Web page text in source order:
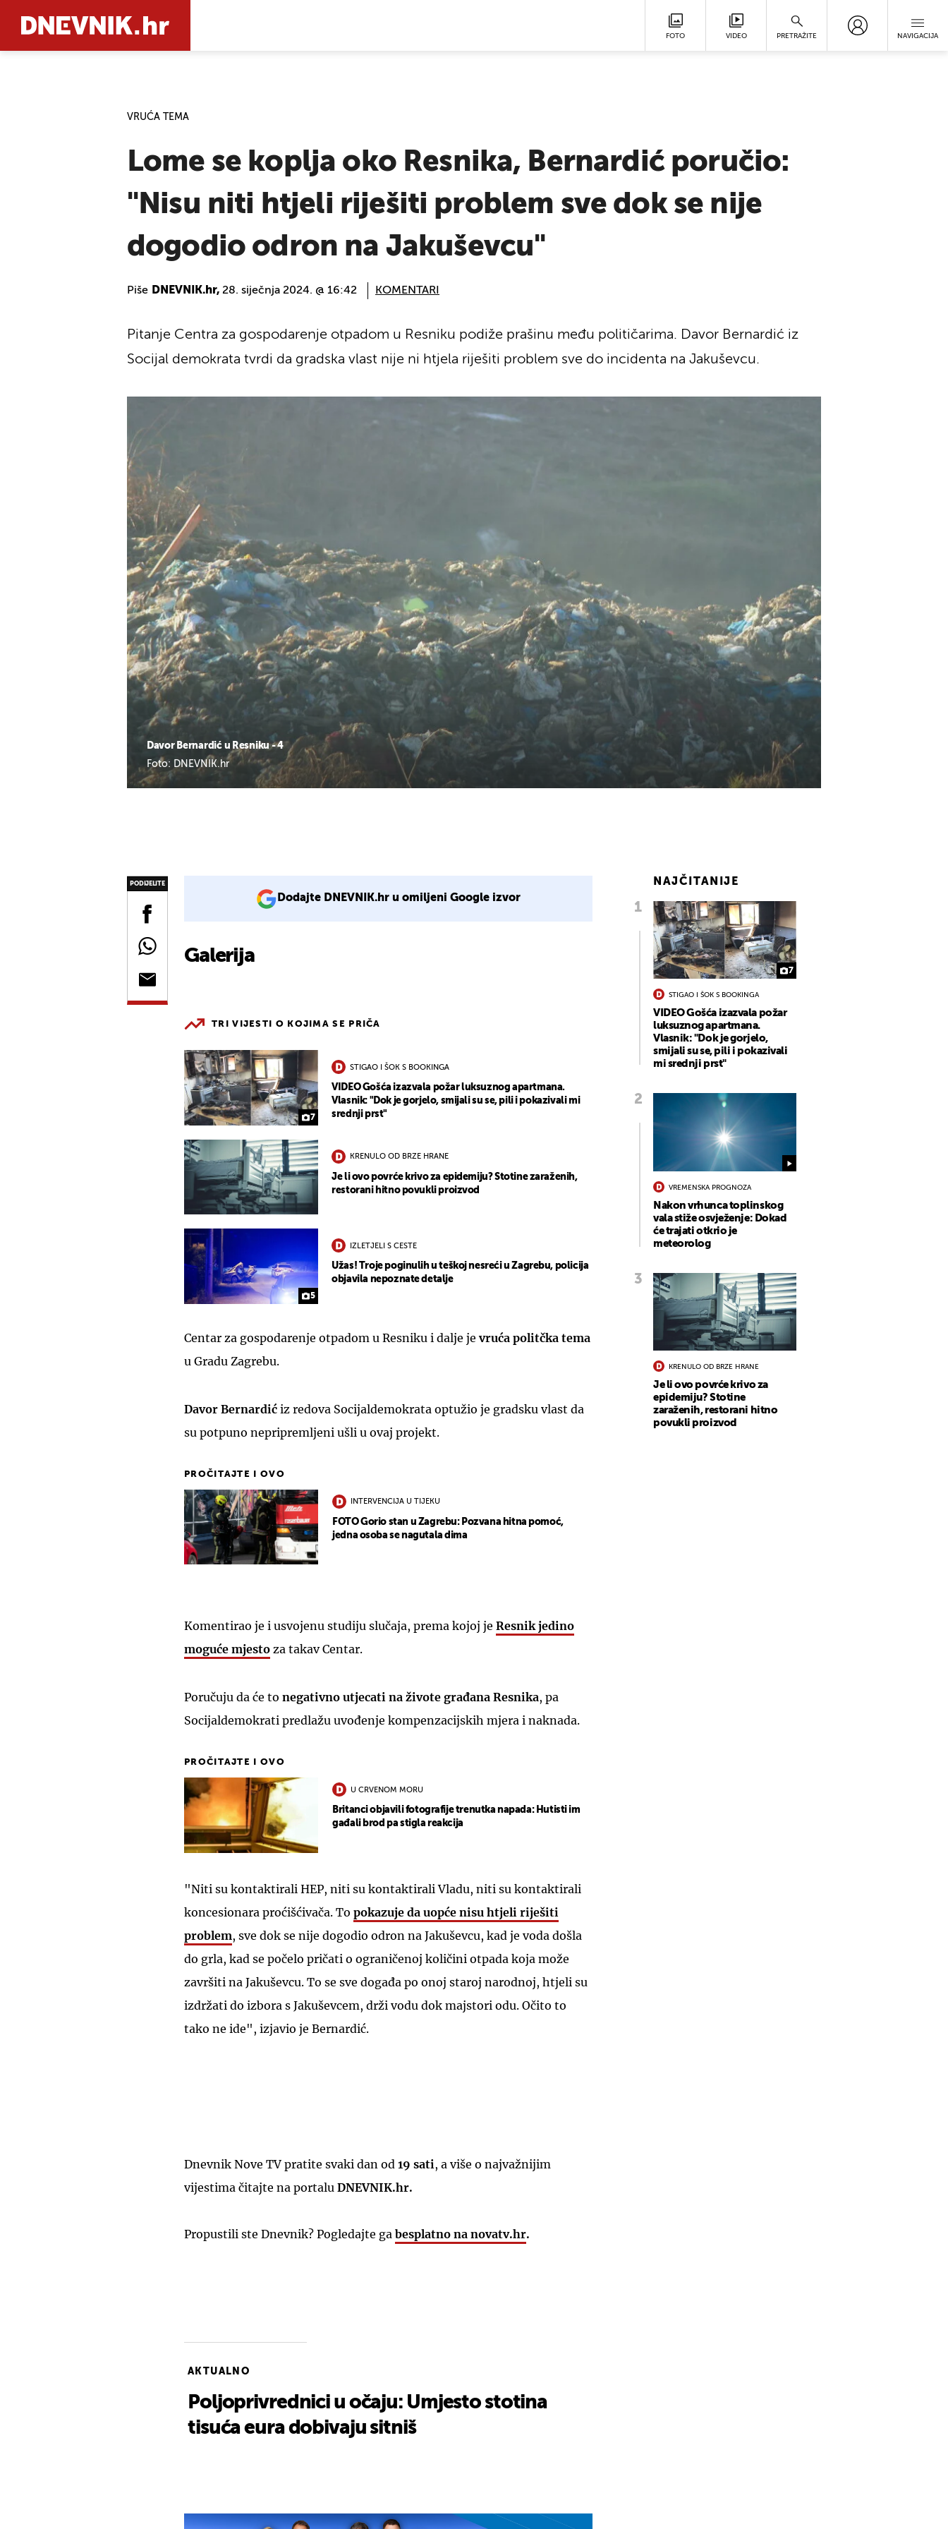
FOTO VIDEO PRETRAŽITE NAVIGACIJA
VRUĆA TEMA
Lome se koplja oko Resnika, Bernardić poručio:
"Nisu niti htjeli riješiti problem sve dok se nije
dogodio odron na Jakuševcu"
Piše DNEVNIK.hr, 28. siječnja 2024. @ 16:42 KOMENTARI
Davor Bernardić u Resniku - 4
Foto: DNEVNIK.hr
Pitanje Centra za gospodarenje otpadom u Resniku podiže prašinu među političarima. Davor Bernardić iz
Socijal demokrata tvrdi da gradska vlast nije ni htjela riješiti problem sve do incidenta na Jakuševcu.
PODIJELITE
Dodajte DNEVNIK.hr u omiljeni Google izvor
Galerija
TRI VIJESTI O KOJIMA SE PRIČA
7
STIGAO I ŠOK S BOOKINGA
VIDEO Gošća izazvala požar luksuznog apartmana.
Vlasnik: "Dok je gorjelo, smijali su se, pili i pokazivali mi
srednji prst"
KRENULO OD BRZE HRANE
Je li ovo povrće krivo za epidemiju? Stotine zaraženih,
restorani hitno povukli proizvod
5
IZLETJELI S CESTE
Užas! Troje poginulih u teškoj nesreći u Zagrebu, policija
objavila nepoznate detalje
Centar za gospodarenje otpadom u Resniku i dalje jevruća politčka tema
u Gradu Zagrebu.
Davor Bernardić iz redova Socijaldemokrata optužio je gradsku vlast da
su potpuno nepripremljeni ušli u ovaj projekt.
PROČITAJTE I OVO
INTERVENCIJA U TIJEKU
FOTO Gorio stan u Zagrebu: Pozvana hitna pomoć,
jedna osoba se nagutala dima
Komentirao je i usvojenu studiju slučaja, prema kojoj je Resnik jedino
moguće mjesto za takav Centar.
Poručuju da će to negativno utjecati na živote građana Resnika, pa
Socijaldemokrati predlažu uvođenje kompenzacijskih mjera i naknada.
PROČITAJTE I OVO
U CRVENOM MORU
Britanci objavili fotografije trenutka napada: Hutisti im
gađali brod pa stigla reakcija
"Niti su kontaktirali HEP, niti su kontaktirali Vladu, niti su kontaktirali
koncesionara proćišćivača. To pokazuje da uopće nisu htjeli riješiti
problem, sve dok se nije dogodio odron na Jakuševcu, kad je voda došla
do grla, kad se počelo pričati o ograničenoj količini otpada koja može
završiti na Jakuševcu. To se sve događa po onoj staroj narodnoj, htjeli su
izdržati do izbora s Jakuševcem, drži vodu dok majstori odu. Očito to
tako ne ide", izjavio je Bernardić.
Dnevnik Nove TV pratite svaki dan od 19 sati, a više o najvažnijim
vijestima čitajte na portalu DNEVNIK.hr.
Propustili ste Dnevnik? Pogledajte ga besplatno na novatv.hr.
AKTUALNO
Poljoprivrednici u očaju: Umjesto stotina
tisuća eura dobivaju sitniš
NAJČITANIJE
7
STIGAO I ŠOK S BOOKINGA
VIDEO Gošća izazvala požar
luksuznog apartmana.
Vlasnik: "Dok je gorjelo,
smijali su se, pili i pokazivali
mi srednji prst"
VREMENSKA PROGNOZA
Nakon vrhunca toplinskog
vala stiže osvježenje: Dokad
će trajati otkrio je
meteorolog
KRENULO OD BRZE HRANE
Je li ovo povrće krivo za
epidemiju? Stotine
zaraženih, restorani hitno
povukli proizvod
UKLJUČITE NOTIFIKACIJE